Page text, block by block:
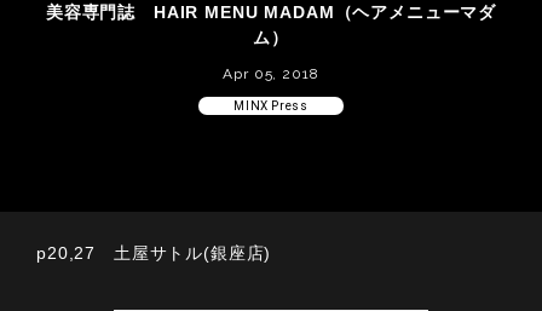
美容専門誌 HAIR MENU MADAM（ヘアメニューマダ
ム）
Apr 05, 2018
MINX Press
p20,27 土屋サトル(銀座店)